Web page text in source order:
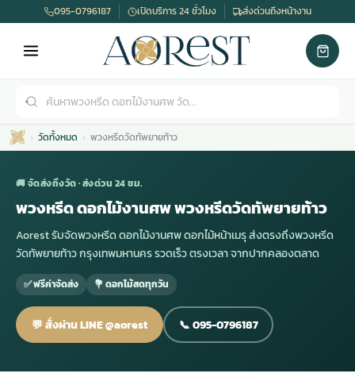
ดอกไม้หน้าศพ
ดอกไม้จัดงานศพ
จัดดอกไม้หน้าศพ
พวงหรีด กรุงเทพ
พวงหรีดราคา
สั่งพวงหรีด
มรุ
น้าเมรุ
มรุสีขาว
ไม้งานแต่ง
ไม้งานแต่ง ราคา
ไม้งานแต่ง ราคาถูก
พวงหรีดพัดลม
พวงหรีดพัดลม ราคา
พวงหรีดพัดลม ราคาถูก
รับจัดงานศพ
รับจัดงานศพ ราคา
รับจัดงานศพ ครบวงจร
095-0796187 เปิดบริการ 24 ชั่วโมง ส่งด่วนถึงหน้างาน
วัดทั้งหมด พวงหรีดวัดทัพยายท้าว
🚚 จัดส่งถึงวัด · ส่งด่วน 24 ชม.
พวงหรีด ดอกไม้งานศพ พวงหรีดวัดทัพยายท้าว
Aorest รับจัดพวงหรีด ดอกไม้งานศพ ดอกไม้หน้าเมรุ ส่งตรงถึงพวงหรีด
วัดทัพยายท้าว กรุงเทพมหานคร รวดเร็ว ตรงเวลา จากปากคลองตลาด
✅ ฟรีค่าจัดส่ง 💐 ดอกไม้สดทุกวัน
💬 สั่งผ่าน LINE @aorest 📞 095-0796187